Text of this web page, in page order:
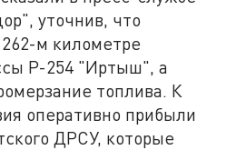
уточнив, что
м километре
Р-254 "Иртыш", а
топлива. К
оперативно прибыли
ДРСУ, которые